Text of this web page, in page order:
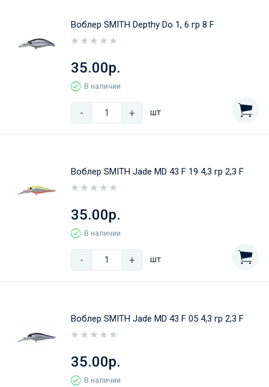
Воблер SMITH Depthy Do 1, 6 гр 8 F
35.00р.
В наличии
- + шт
Воблер SMITH Jade MD 43 F 19 4,3 гр 2,3 F
35.00р.
В наличии
- + шт
Воблер SMITH Jade MD 43 F 05 4,3 гр 2,3 F
35.00р.
В наличии